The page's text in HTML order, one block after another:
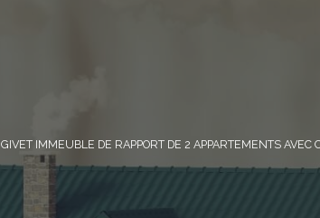
GIVET IMMEUBLE DE RAPPORT DE 2 APPARTEMENTS